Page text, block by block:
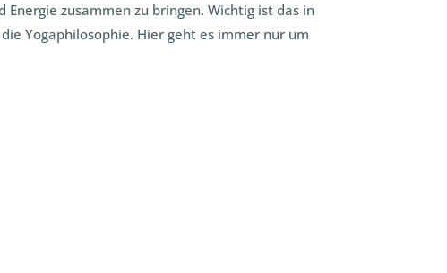
Energie zusammen zu bringen. Wichtig ist das in
Yogaphilosophie. Hier geht es immer nur um